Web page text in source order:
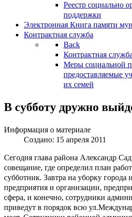
Реестр социально
поддержки
Электронная Книга памяти
Контрактная служба
Back
Контрактная
Меры социальной
предоставляемые
их семей
В субботу дружно
Информация о материале
Создано: 15 апреля 2011
Сегодня глава района Александр
совещание, где определил план
субботник. Завтра на уборку города
предприятия и организации,
сфера, и конечно, сотрудники
приведут в порядок всю